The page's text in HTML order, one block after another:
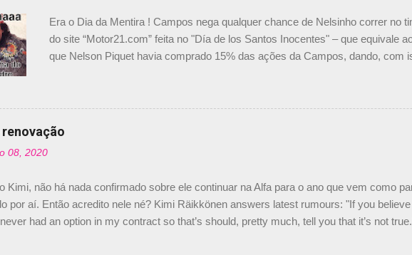
Era o Dia da Mentira ! Campos nega qualquer chance de Nelsinho correr no
do site “Motor21.com” feita no "Día de los Santos Inocentes" – que equivale
que Nelson Piquet havia comprado 15% das ações da Campos, dando, com
dirigente foi taxativo ao declarar que o brasileiro não será o companheiro de
verdade, nós recebemos uma oferta de Piquet", admitiu Audetto. “Mas
Senna, não podemos ter dois brasileiros”, explicou, dizendo ainda que não
08, 2020
Kimi, não há nada confirmado sobre ele continuar na Alfa para o ano que vem como
por aí. Então acredito nele né? Kimi Räikkönen answers latest rumours: "If you believe
never had an option in my contract so that’s should, pretty much, tell you that it’s not